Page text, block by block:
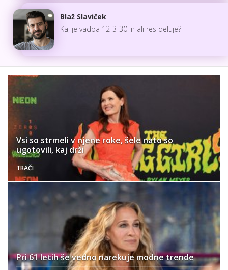
Blaž Slaviček
Kaj je vadba 12-3-30 in ali res deluje?
Vsi so strmeli v njene roke, šele nato so
ugotovili, kaj drži
TRAČI
Pri 61 letih še vedno narekuje modne trende